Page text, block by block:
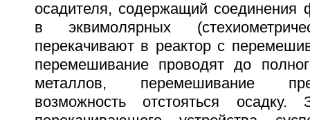
осадителя, содержащий соединения
в эквимолярных
перекачивают в реактор с
перемешивание проводят до
металлов, перемешивание
возможность отстояться